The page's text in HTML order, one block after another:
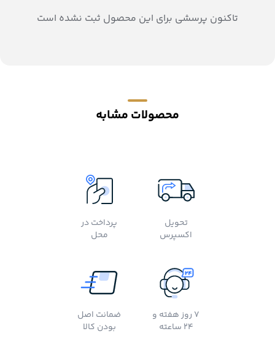
تاکنون پرسشی برای این محصول ثبت نشده است
محصولات مشابه
تحویل
اکسپرس
پرداخت در
محل
7 روز هفته و
24 ساعته
ضمانت اصل
بودن کالا